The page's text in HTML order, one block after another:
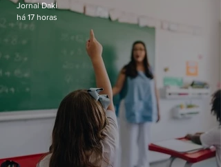
Jornal Daki
há 17 horas